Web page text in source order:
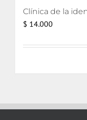
Clínica de la
$ 14.000